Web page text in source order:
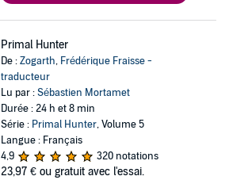
Primal Hunter
De :Zogarth, Frédérique Fraisse -
traducteur
Lu par :Sébastien Mortamet
Durée : 24 h et 8 min
Série : Primal Hunter, Volume 5
Langue : Français
4,9
320 notations
23,97 € ou gratuit avec l'essai.